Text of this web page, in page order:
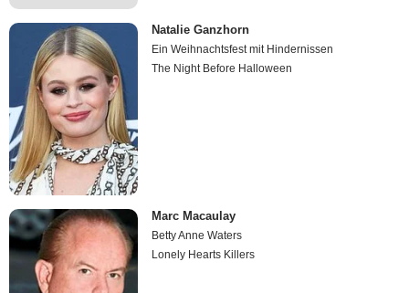
Natalie Ganzhorn
Ein Weihnachtsfest mit Hindernissen
The Night Before Halloween
Marc Macaulay
Betty Anne Waters
Lonely Hearts Killers